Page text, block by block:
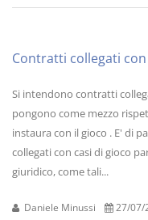
Contratti collegati
Si intendono contratti
pongono come mezzo
instaura con il gioco . E' di
collegati con casi di gioco
giuridico, come tali...
Daniele Minussi 27/07/